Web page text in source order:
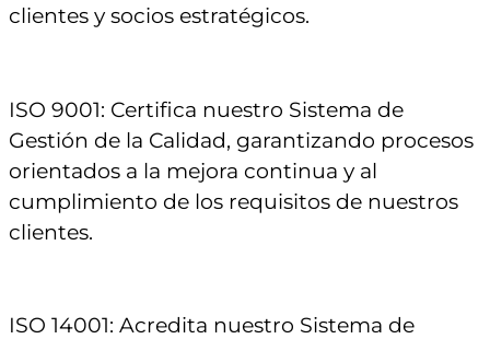
clientes y socios estratégicos.
ISO 9001: Certifica nuestro Sistema de
Gestión de la Calidad, garantizando procesos
orientados a la mejora continua y al
cumplimiento de los requisitos de nuestros
clientes.
ISO 14001: Acredita nuestro Sistema de